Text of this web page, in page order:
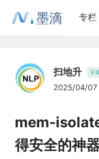
墨滴 专栏
扫地升 V4
2025/04/07
mem-
得安全的神